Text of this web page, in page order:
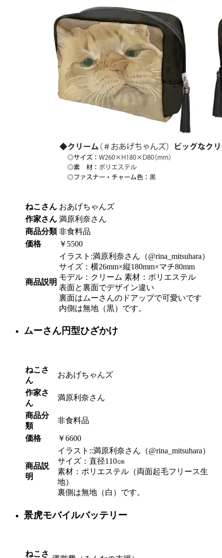
ねこさん おあげちゃんズ
作家さん 満原利奈さん
商品分類 非食料品
価格
￥5500
商品説明
イラスト:満原利奈さん（@rina_mitsuhara）
サイズ：横26mm×縦180mm×マチ80mm
モデル：クリーム 素材：ポリエステル
表面と裏面でデザイン違い
裏面はムーさんのドアップで可愛いです
内側は無地（黒）です。
ムーさん円型ひざかけ
ねこさ
ん
おあげちゃんズ
作家さ
ん
満原利奈さん
商品分
類
非食料品
価格 ￥6600
商品説
明
イラスト::満原利奈さん（@rina_mitsuhara）
サイズ：直径110㎝
素材：ポリエステル（両面起毛フリース生
地）
裏側は無地（白）です。
景虎モバイルバッテリー
ねこさ